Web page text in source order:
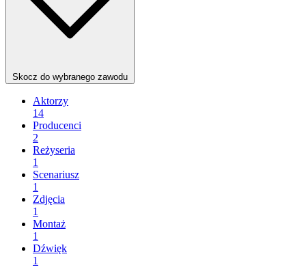
Skocz do wybranego zawodu
Aktorzy
14
Producenci
2
Reżyseria
1
Scenariusz
1
Zdjęcia
1
Montaż
1
Dźwięk
1